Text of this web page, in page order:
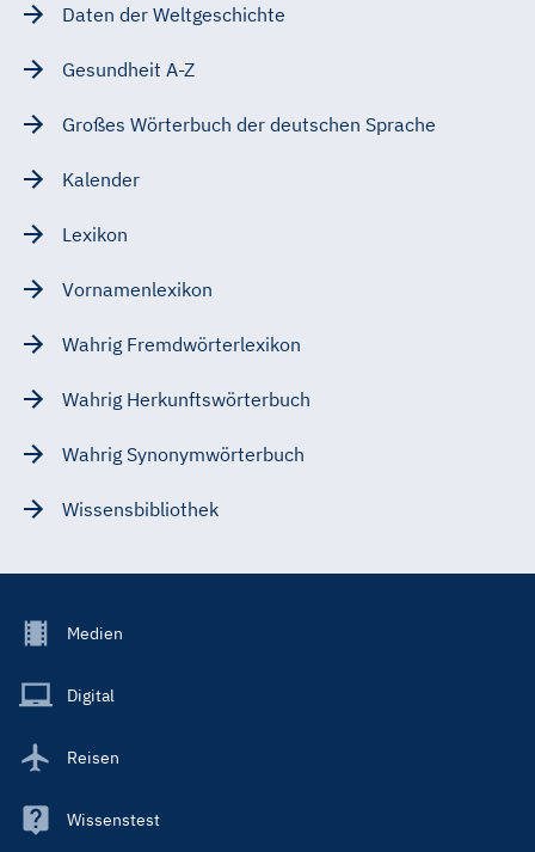
Daten der Weltgeschichte
Gesundheit A-Z
Großes Wörterbuch der deutschen Sprache
Kalender
Lexikon
Vornamenlexikon
Wahrig Fremdwörterlexikon
Wahrig Herkunftswörterbuch
Wahrig Synonymwörterbuch
Wissensbibliothek
Footer
Main
Medien
Digital
Reisen
Wissenstest